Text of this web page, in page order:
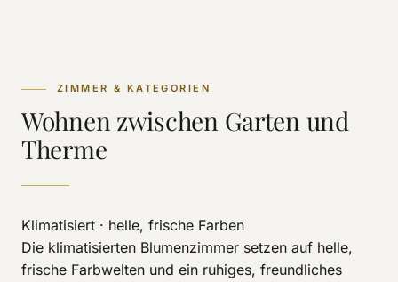
ZIMMER & KATEGORIEN
Wohnen zwischen Garten und
Therme
Klimatisiert · helle, frische Farben
Die klimatisierten Blumenzimmer setzen auf helle,
frische Farbwelten und ein ruhiges, freundliches